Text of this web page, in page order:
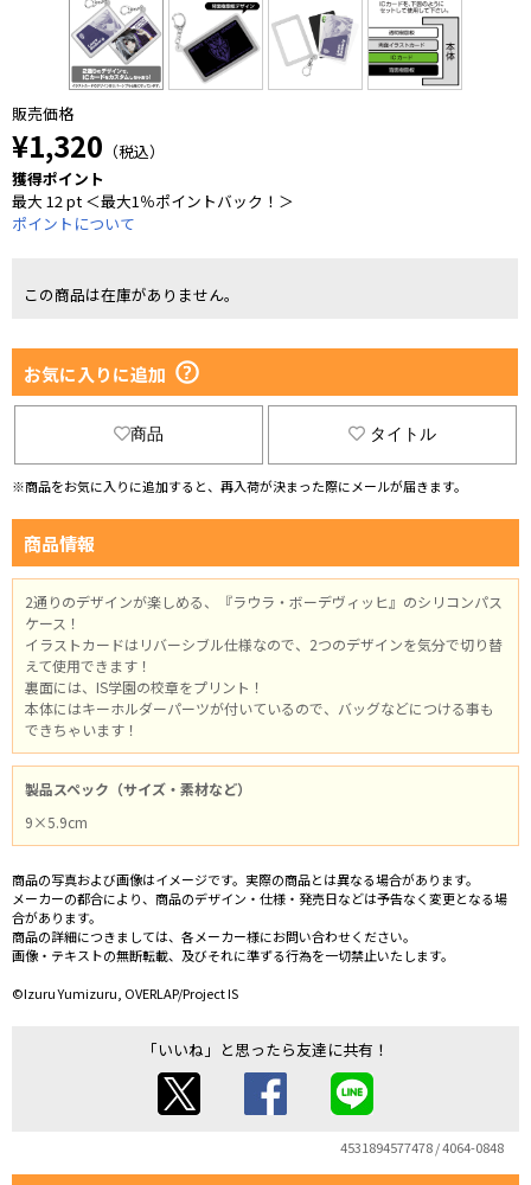
販売価格
¥1,320 （税込）
獲得ポイント
最大 12 pt ＜最大1％ポイントバック！＞
ポイントについて
この商品は在庫がありません。
お気に入りに追加
商品 タイトル
※商品をお気に入りに追加すると、再入荷が決まった際にメールが届きます。
商品情報
2通りのデザインが楽しめる、『ラウラ・ボーデヴィッヒ』のシリコンパス
ケース！
イラストカードはリバーシブル仕様なので、2つのデザインを気分で切り替
えて使用できます！
裏面には、IS学園の校章をプリント！
本体にはキーホルダーパーツが付いているので、バッグなどにつける事も
できちゃいます！
製品スペック（サイズ・素材など）
9×5.9cm
商品の写真および画像はイメージです。実際の商品とは異なる場合があります。
メーカーの都合により、商品のデザイン・仕様・発売日などは予告なく変更となる場
合があります。
商品の詳細につきましては、各メーカー様にお問い合わせください。
画像・テキストの無断転載、及びそれに準ずる行為を一切禁止いたします。
©Izuru Yumizuru, OVERLAP/Project IS
「いいね」と思ったら友達に共有！
4531894577478 / 4064-0848